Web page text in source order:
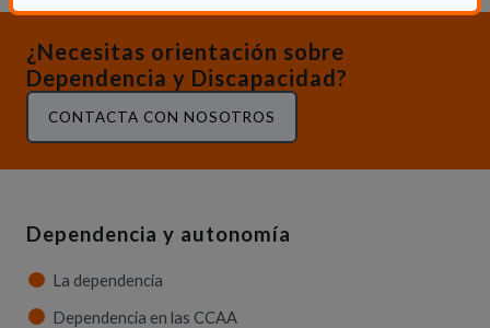
¿Necesitas orientación sobre
Dependencia y Discapacidad?
CONTACTA CON NOSOTROS
Dependencia y autonomía
La dependencia
Dependencia en las CCAA